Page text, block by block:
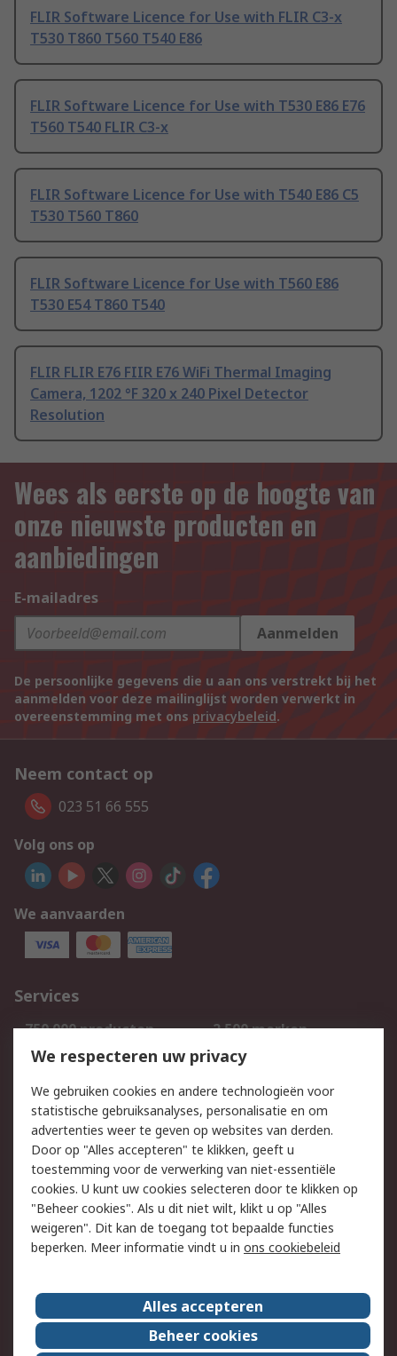
FLIR Software Licence for Use with FLIR C3-x
T530 T860 T560 T540 E86
FLIR Software Licence for Use with T530 E86 E76
T560 T540 FLIR C3-x
FLIR Software Licence for Use with T540 E86 C5
T530 T560 T860
FLIR Software Licence for Use with T560 E86
T530 E54 T860 T540
FLIR FLIR E76 FIIR E76 WiFi Thermal Imaging
Camera, 1202 °F 320 x 240 Pixel Detector
Resolution
Wees als eerste op de hoogte van
onze nieuwste producten en
aanbiedingen
E-mailadres
Aanmelden
De persoonlijke gegevens die u aan ons verstrekt bij het
aanmelden voor deze mailinglijst worden verwerkt in
overeenstemming met ons privacybeleid.
Neem contact op
023 51 66 555
Volg ons op
We aanvaarden
Services
750.000 producten
2.500 merken
Bestellen
Inkoopoplossingen
Track & Trace
Wettelijk
Cookiebeleid
Email veiligheid
Privacybeleid
Websitevoorwaarden
Algemene
verkoopvoorwaarden
Over RS
RS Group
Over ons
We respecteren uw privacy
We gebruiken cookies en andere technologieën voor
statistische gebruiksanalyses, personalisatie en om
advertenties weer te geven op websites van derden.
Door op "Alles accepteren" te klikken, geeft u
toestemming voor de verwerking van niet-essentiële
cookies. U kunt uw cookies selecteren door te klikken op
"Beheer cookies". Als u dit niet wilt, klikt u op "Alles
weigeren". Dit kan de toegang tot bepaalde functies
beperken. Meer informatie vindt u in ons cookiebeleid
Alles accepteren
Beheer cookies